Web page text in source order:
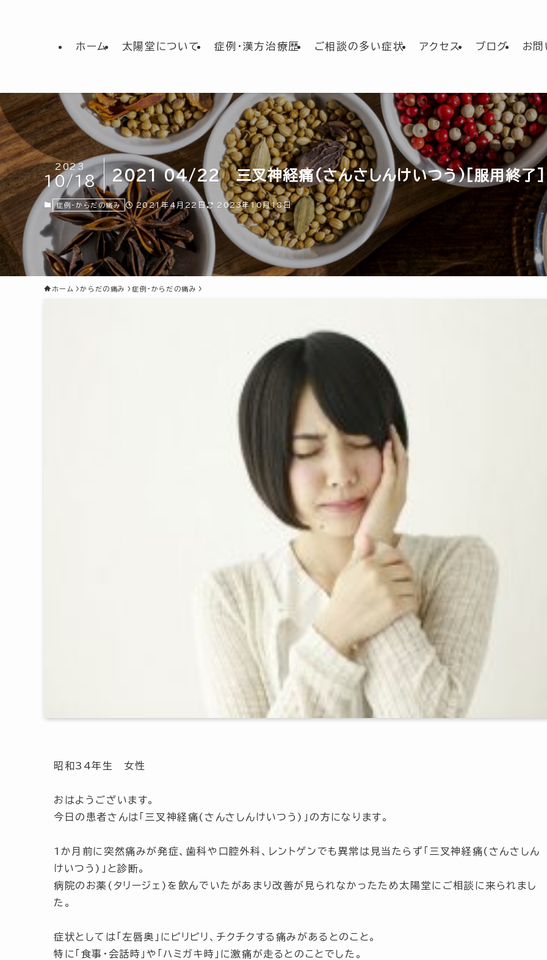
ホーム 太陽堂について 症例・漢方治療歴 ご相談の多い症状 アクセス ブログ お
2021 04/22 三叉神経痛(さんさしんけいつう)[服用終了]
2023
10/18
症例-からだの痛み 2021年4月22日 2023年10月18日
ホーム からだの痛み 症例-からだの痛み
昭和34年生 女性
おはようございます。
今日の患者さんは「三叉神経痛(さんさしんけいつう)」の方になります。
1か月前に突然痛みが発症、歯科や口腔外科、レントゲンでも異常は見当たらず
「三叉神経痛(さんさしん
けいつう)」 と診断。
病院のお薬(タリージェ)を飲んでいたがあまり改善が見られなかったため太陽堂にご相談に来られまし
た。
症状としては 「左唇奥」 にピリピリ、チクチクする痛みがあるとのこと。
特に
「食事・会話時」や 「ハミガキ時」 に激痛が走るとのことでした。